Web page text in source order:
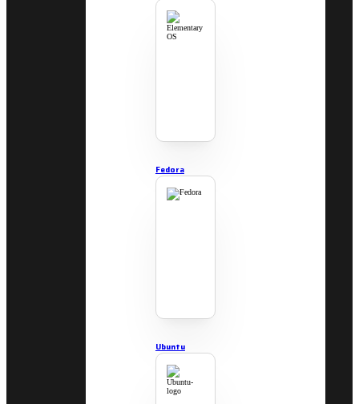
Fedora
Ubuntu